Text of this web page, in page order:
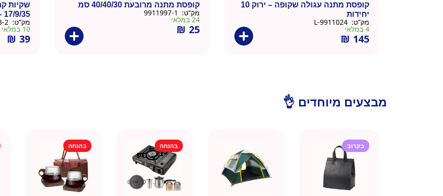
קופסת מתנה עגולה שקופה – ירוק 10
יחידות
מק”ט:
4 במלאי
₪ 145
קופסת מתנה מרובעת 40/40/30 סמ
מק”ט:
24 במלאי
₪ 25
שקיות
17/9/35 – 10 יח
מק”ט: 9911073-2
10 במלאי
₪ 39
מבצעים מיוחדים 👌
בקרוב בהנחה בהנחה